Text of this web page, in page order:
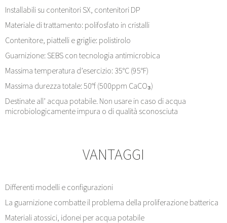
Installabili su contenitori SX, contenitori DP
Materiale di trattamento: polifosfato in cristalli
Contenitore, piattelli e griglie: polistirolo
Guarnizione: SEBS con tecnologia antimicrobica
Massima temperatura d’esercizio: 35°C (95°F)
Massima durezza totale: 50°f (500ppm CaCO₃)
Destinate all’ acqua potabile. Non usare in caso di acqua
microbiologicamente impura o di qualità sconosciuta
VANTAGGI
Differenti modelli e configurazioni
La guarnizione combatte il problema della proliferazione batterica
Materiali atossici, idonei per acqua potabile